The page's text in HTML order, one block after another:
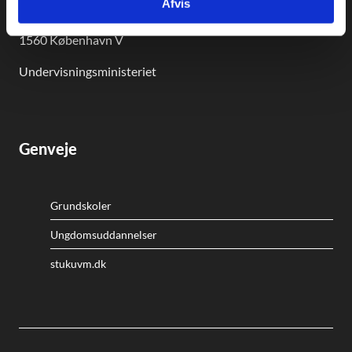
Afvis
1560 København V
Undervisningsministeriet
Genveje
Grundskoler
Ungdomsuddannelser
stukuvm.dk